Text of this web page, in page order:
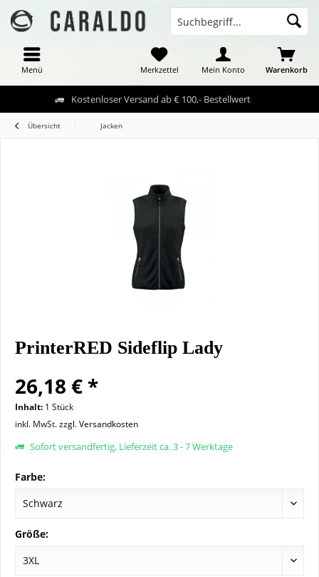
Kostenloser Versand ab € 100,- Bestellwert
Menü Warenkorb
Merkzettel Mein Konto
Übersicht Jacken
PrinterRED Sideflip Lady
26,18 € *
Inhalt: 1 Stück
inkl. MwSt.zzgl. Versandkosten
Sofort versandfertig, Lieferzeit ca. 3 - 7 Werktage
Farbe:
Größe: